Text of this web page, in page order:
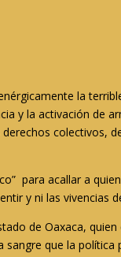
la
y la activación de
colectivos,
para acallar a
y ni las vivencias
de Oaxaca,
que la